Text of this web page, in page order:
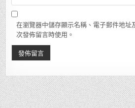
在瀏覽器中儲存顯示名稱、電子郵件地址
次發佈留言時使用。